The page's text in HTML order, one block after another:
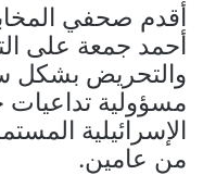
أقدم صحفي
أحمد جمعة على
والتحريض بشكل
مسؤولية تداعيات
الإسرائيلية
من عامين.